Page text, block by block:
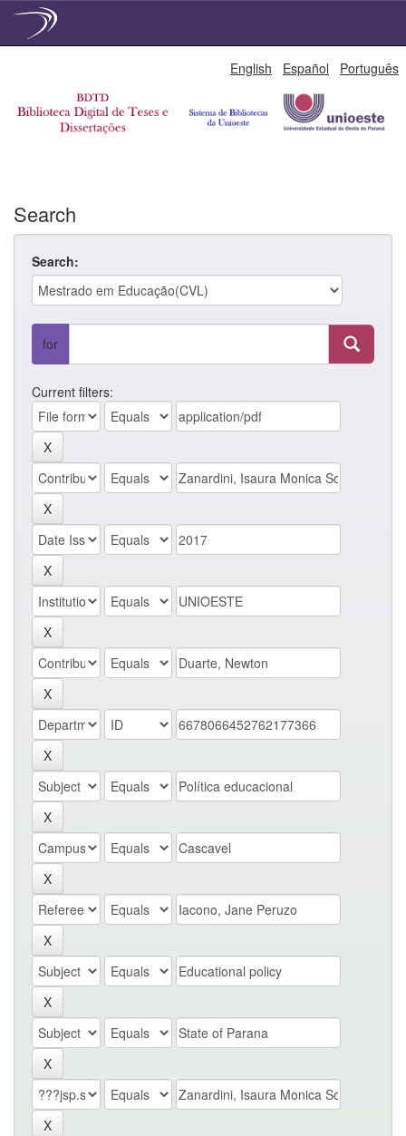
English Español Português
Search
Search:
for
Current filters: